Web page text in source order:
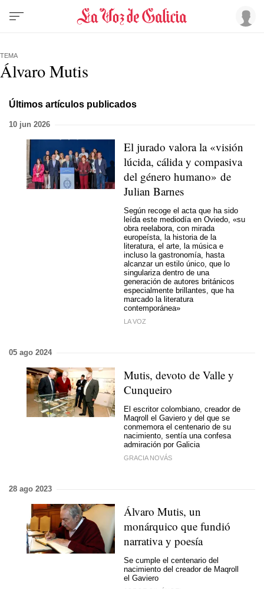
TEMA
Álvaro Mutis
Últimos artículos publicados
10 jun 2026
El jurado valora la «visión
lúcida, cálida y compasiva
del género humano» de
Julian Barnes
Según recoge el acta que ha sido
leída este mediodía en Oviedo, «su
obra reelabora, con mirada
europeísta, la historia de la
literatura, el arte, la música e
incluso la gastronomía, hasta
alcanzar un estilo único, que lo
singulariza dentro de una
generación de autores británicos
especialmente brillantes, que ha
marcado la literatura
contemporánea»
LA VOZ
05 ago 2024
Mutis, devoto de Valle y
Cunqueiro
El escritor colombiano, creador de
Maqroll el Gaviero y del que se
conmemora el centenario de su
nacimiento, sentía una confesa
admiración por Galicia
GRACIA NOVÁS
28 ago 2023
Álvaro Mutis, un
monárquico que fundió
narrativa y poesía
Se cumple el centenario del
nacimiento del creador de Maqroll
el Gaviero